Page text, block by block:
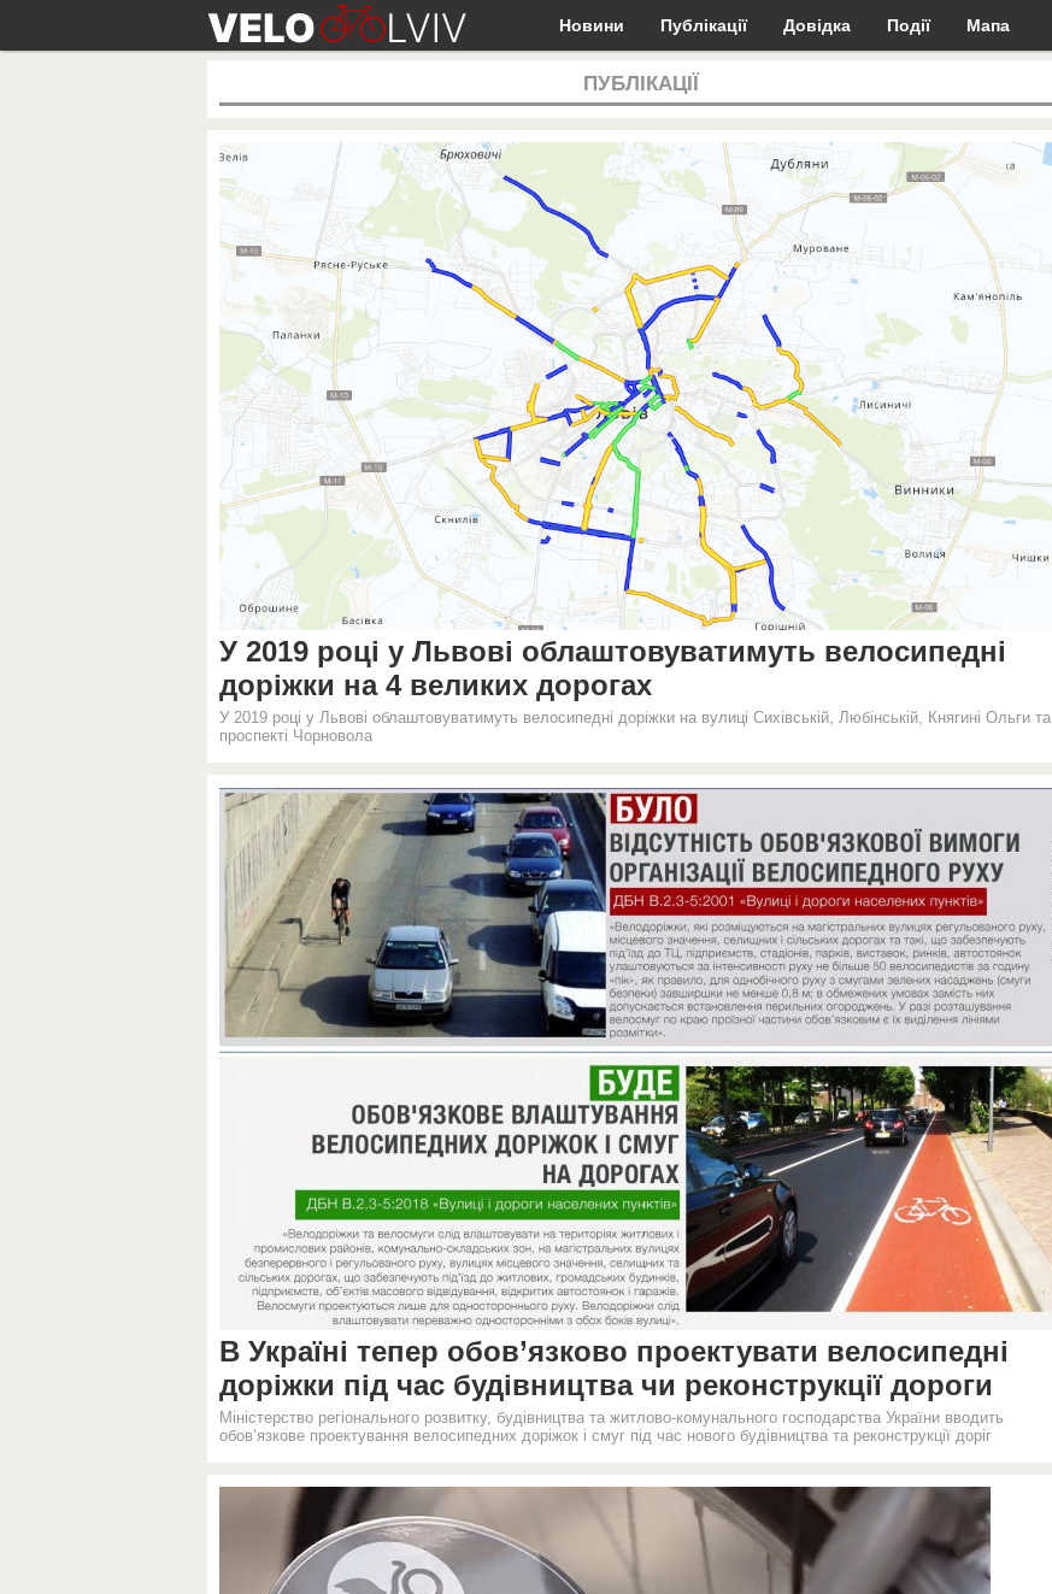
Новини Публікації Довідка Події Мапа
ПУБЛІКАЦІЇ
У 2019 році у Львові облаштовуватимуть велосипедні
доріжки на 4 великих дорогах
У 2019 році у Львові облаштовуватимуть велосипедні доріжки на вулиці Сихівській, Любінській, Княгині Ольги та
проспекті Чорновола
В Україні тепер обов’язково проектувати велосипедні
доріжки під час будівництва чи реконструкції дороги
Міністерство регіонального розвитку, будівництва та житлово-комунального господарства України вводить
обов’язкове проектування велосипедних доріжок і смуг під час нового будівництва та реконструкції доріг